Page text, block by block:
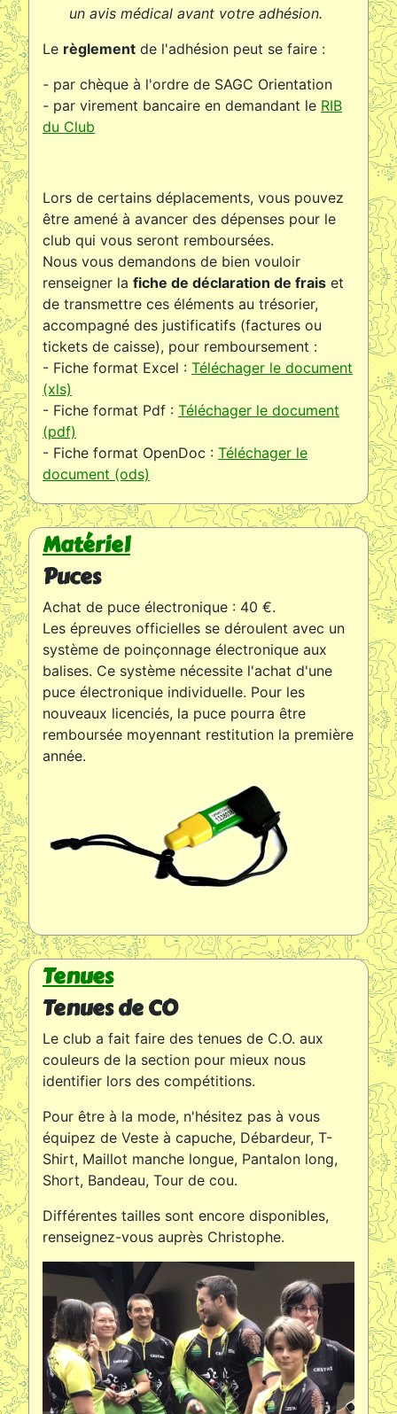
un avis médical avant votre adhésion.
Le règlement de l'adhésion peut se faire :
- par chèque à l'ordre de SAGC Orientation
- par virement bancaire en demandant le RIB
du Club
Lors de certains déplacements, vous pouvez
être amené à avancer des dépenses pour le
club qui vous seront remboursées.
Nous vous demandons de bien vouloir
renseigner la fiche de déclaration de frais et
de transmettre ces éléments au trésorier,
accompagné des justificatifs (factures ou
tickets de caisse), pour remboursement :
- Fiche format Excel : Téléchager le document
(xls)
- Fiche format Pdf : Téléchager le document
(pdf)
- Fiche format OpenDoc : Téléchager le
document (ods)
Matériel
Puces
Achat de puce électronique : 40 €.
Les épreuves officielles se déroulent avec un
système de poinçonnage électronique aux
balises. Ce système nécessite l'achat d'une
puce électronique individuelle. Pour les
nouveaux licenciés, la puce pourra être
remboursée moyennant restitution la première
année.
Tenues
Tenues de CO
Le club a fait faire des tenues de C.O. aux
couleurs de la section pour mieux nous
identifier lors des compétitions.
Pour être à la mode, n'hésitez pas à vous
équipez de Veste à capuche, Débardeur, T-
Shirt, Maillot manche longue, Pantalon long,
Short, Bandeau, Tour de cou.
Différentes tailles sont encore disponibles,
renseignez-vous auprès Christophe.